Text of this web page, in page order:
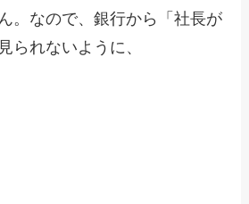
。なので、銀行から「社長が
られないように、